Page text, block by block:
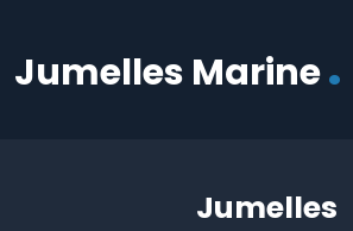
Jumelles Marine.
Jumelles